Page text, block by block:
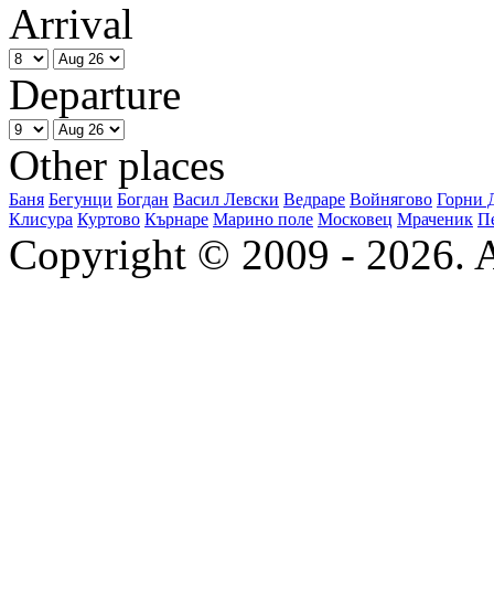
Arrival
Departure
Other places
Баня Бегунци Богдан Васил Левски Ведраре Войнягово Горни
Клисура Куртово Кърнаре Марино поле Московец Мраченик
Copyright © 2009 - 2026.